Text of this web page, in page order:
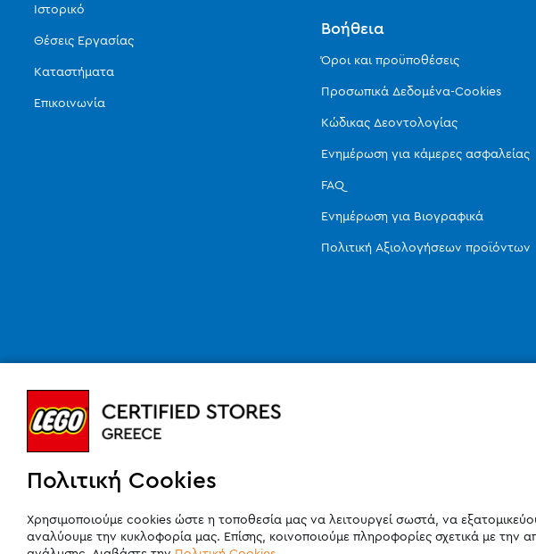
Ιστορικό
Θέσεις Εργασίας
Καταστήματα
Επικοινωνία
Βοήθεια
Όροι και προϋποθέσεις
Προσωπικά Δεδομένα-Cookies
Κώδικας Δεοντολογίας
Ενημέρωση για κάμερες ασφαλείας
FAQ
Ενημέρωση για Βιογραφικά
Πολιτική Αξιολογήσεων προϊόντων
Πολιτική Cookies
Χρησιμοποιούμε cookies ώστε η τοποθεσία μας να λειτουργεί σωστά, να
αναλύουμε την κυκλοφορία μας. Επίσης, κοινοποιούμε πληροφορίες σχετικά με